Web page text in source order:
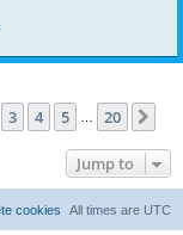
20
3 4 5 20
Jump to
All times are UTC
cookies